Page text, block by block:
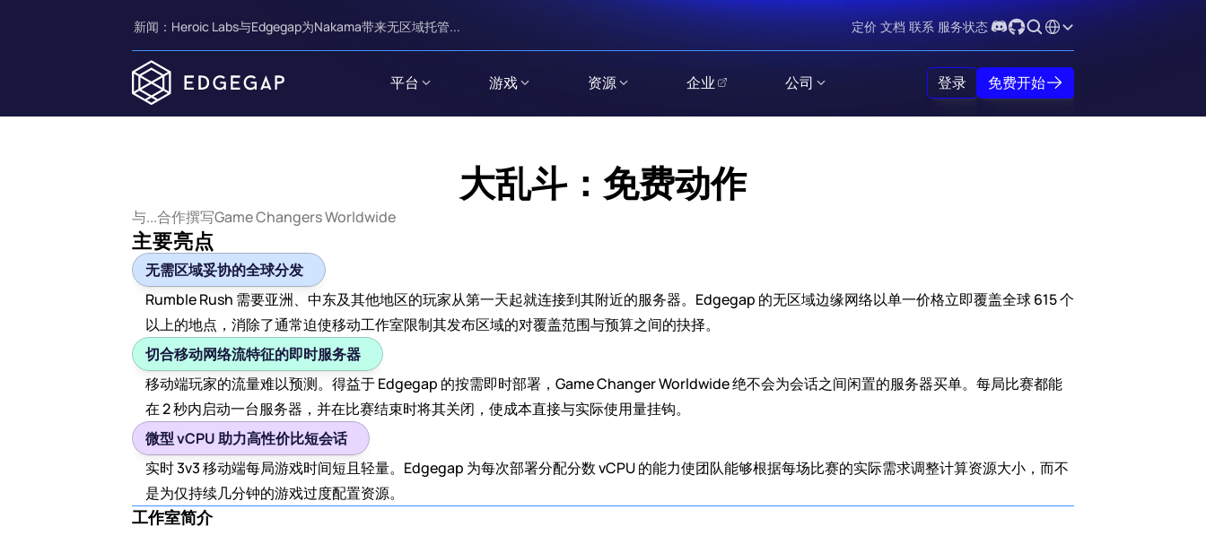
新闻：Heroic Labs与Edgegap为Nakama带来无区域托管... 定价 文档 联系 服务状态 Select Language
平台 游戏 资源 企业 公司 登录 免费开始
大乱斗：免费动作
与...合作撰写Game Changers Worldwide
主要亮点
无需区域妥协的全球分发
Rumble Rush 需要亚洲、中东及其他地区的玩家从第一天起就连接到其附近的服务器。Edgegap 的无区域边缘网络以单一价格立即覆盖全球 615 个
以上的地点，消除了通常迫使移动工作室限制其发布区域的对覆盖范围与预算之间的抉择。
切合移动网络流特征的即时服务器
移动端玩家的流量难以预测。得益于 Edgegap 的按需即时部署，Game Changer Worldwide 绝不会为会话之间闲置的服务器买单。每局比赛都能
在 2 秒内启动一台服务器，并在比赛结束时将其关闭，使成本直接与实际使用量挂钩。
微型 vCPU 助力高性价比短会话
实时 3v3 移动端每局游戏时间短且轻量。Edgegap 为每次部署分配分数 vCPU 的能力使团队能够根据每场比赛的实际需求调整计算资源大小，而不
是为仅持续几分钟的游戏过度配置资源。
工作室简介